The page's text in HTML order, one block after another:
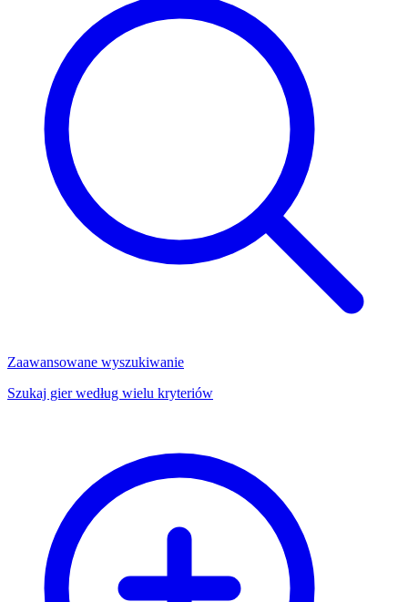
Zaawansowane wyszukiwanie
Szukaj gier według wielu kryteriów